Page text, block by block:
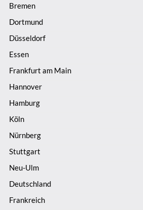
Bremen
Dortmund
Düsseldorf
Essen
Frankfurt am Main
Hannover
Hamburg
Köln
Nürnberg
Stuttgart
Neu-Ulm
Deutschland
Frankreich